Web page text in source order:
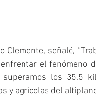
Clemente, señaló,
el fenómeno
superamos los 35.5
y agrícolas del